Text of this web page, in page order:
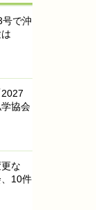
で沖
協会
な
10件